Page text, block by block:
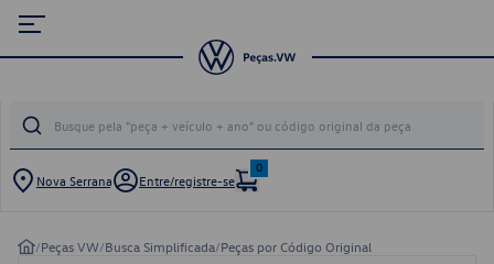
Nova Serrana Entre/registre-se
0
/Peças VW/Busca Simplificada/Peças por Código Original